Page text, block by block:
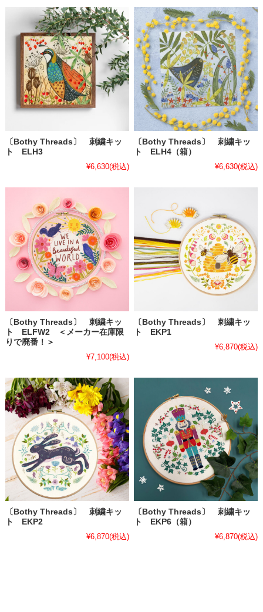
〔Bothy Threads〕 刺繍キッ
ト ELH3
¥6,630(税込)
〔Bothy Threads〕 刺繍キッ
ト ELH4（箱）
¥6,630(税込)
〔Bothy Threads〕 刺繍キッ
ト ELFW2 ＜メーカー在庫限
りで廃番！＞
¥7,100(税込)
〔Bothy Threads〕 刺繍キッ
ト EKP1
¥6,870(税込)
〔Bothy Threads〕 刺繍キッ
ト EKP2
¥6,870(税込)
〔Bothy Threads〕 刺繍キッ
ト EKP6（箱）
¥6,870(税込)